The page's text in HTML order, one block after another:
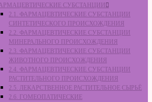
СУБСТАНЦИИ
2.1. ФАРМАЦЕВТИЧЕСКИЕ СУБСТАНЦИИ
СИНТЕТИЧЕСКОГО ПРОИСХОЖДЕНИЯ
2.2. ФАРМАЦЕВТИЧЕСКИЕ СУБСТАНЦИИ
МИНЕРАЛЬНОГО ПРОИСХОЖДЕНИЯ
2.3. ФАРМАЦЕВТИЧЕСКИЕ СУБСТАНЦИИ
ЖИВОТНОГО ПРОИСХОЖДЕНИЯ
2.4. ФАРМАЦЕВТИЧЕСКИЕ СУБСТАНЦИИ
РАСТИТЕЛЬНОГО ПРОИСХОЖДЕНИЯ
2.5. ЛЕКАРСТВЕННОЕ РАСТИТЕЛЬНОЕ СЫРЬЁ
2.6. ГОМЕОПАТИЧЕСКИЕ